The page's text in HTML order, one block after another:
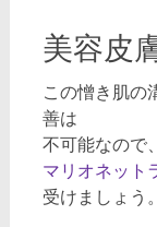
美容皮
この憎き肌の
善は
不可能なので、
マリオネット
受けましょう。